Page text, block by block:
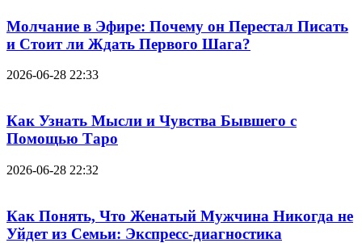
Молчание в Эфире: Почему он Перестал Писать
и Стоит ли Ждать Первого Шага?
2026-06-28 22:33
Как Узнать Мысли и Чувства Бывшего с
Помощью Таро
2026-06-28 22:32
Как Понять, Что Женатый Мужчина Никогда не
Уйдет из Семьи: Экспресс-диагностика